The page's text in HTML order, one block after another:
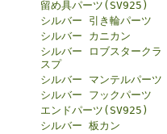
留め具パーツ(SV925)
シルバー 引き輪パーツ
シルバー カニカン
シルバー ロブスタークラ
スプ
シルバー マンテルパーツ
シルバー フックパーツ
エンドパーツ(SV925)
シルバー 板カン